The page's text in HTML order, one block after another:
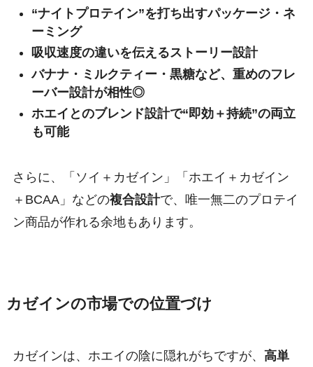
“ナイトプロテイン”を打ち出すパッケージ・ネ
ーミング
吸収速度の違いを伝えるストーリー設計
バナナ・ミルクティー・黒糖など、重めのフレ
ーバー設計が相性◎
ホエイとのブレンド設計で“即効＋持続”の両立
も可能
さらに、「ソイ＋カゼイン」「ホエイ＋カゼイン
＋BCAA」などの複合設計で、唯一無二のプロテイ
ン商品が作れる余地もあります。
カゼインの市場での位置づけ
カゼインは、ホエイの陰に隠れがちですが、 高単